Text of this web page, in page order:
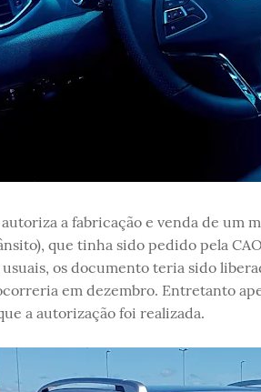
a fabricação e venda de um
que tinha sido pedido pela
usuais, os documento teria sido
em dezembro. Entretanto
a autorização foi realizada.